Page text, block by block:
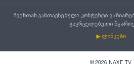
ჩვენთან განთავსებული კონტენტი
გავრცელებული
▶ ლინკები
© 2026 NAXE.TV